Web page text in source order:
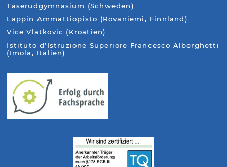
Taserudgymnasium (Schweden)
Lappin Ammattiopisto (Rovaniemi, Finnland)
Vice Vlatkovic (Kroatien)
Istituto d’Istruzione Superiore Francesco Alberghetti
(Imola, Italien)